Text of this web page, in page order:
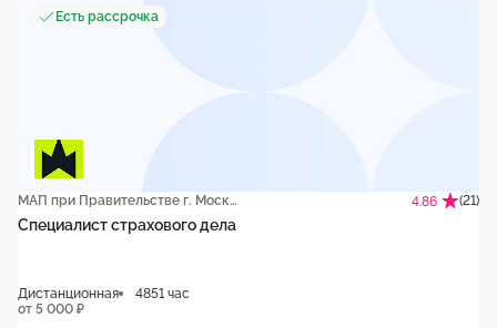
Есть рассрочка
МАП при Правительстве г. Москвы 4.86 (21)
Специалист страхового дела
Дистанционная
4851 час
от 5 000 ₽